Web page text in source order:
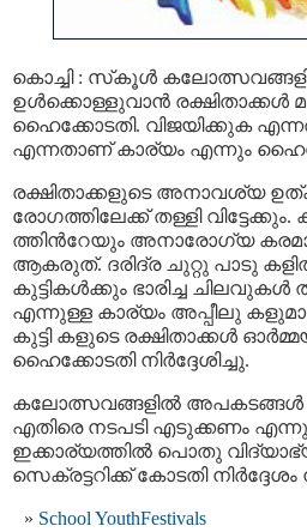
കൊച്ചി : സ്‌കൂൾ
ഉൾക്കൊള്ളുവാൻ രക്ഷിതാക്കൾ
ഹൈക്കോടതി. വിജയിക്കുക
എന്നതാണ് കാര്യം എന്നും
രക്ഷിതാക്കളുടെ അനാവശ്യ
രോഗത്തിലേക്ക് തള്ളി
ത്തിന്‍റേയും അനാരോഗ്യ
ആകരുത്. ദരിദ്ര ചുറ്റു പാടു
കുട്ടികൾക്കും ഭാരിച്ച
എന്നുള്ള കാര്യം അപ്പീലു
കുട്ടി കളുടെ രക്ഷിതാക്കള്‍
ഹൈക്കോടതി നിര്‍ദ്ദേശിച്ചു.
കലോത്സവങ്ങളില്‍ അപകടങ്ങള്‍
എതിരെ നടപടി എടുക്കണം
ഇക്കാര്യത്തിൽ പൊതു
സെക്രട്ടറിക്ക് കോടതി
School YouthFestivals